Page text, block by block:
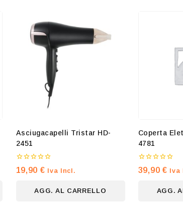
Asciugacapelli Tristar HD-
2451
0
su
19,90 € Iva Incl.
AGG. AL CARRELLO
Coperta
4781
0
su
39,90 € Iva
AGG.